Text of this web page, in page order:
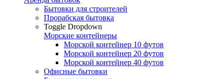
Бытовки для строителей
Прорабская бытовка
Toggle Dropdown
Морские контейнеры
Морской контейнер 10 футов
Морской контейнер 20 футов
Морской контейнер 40 футов
Офисные бытовки